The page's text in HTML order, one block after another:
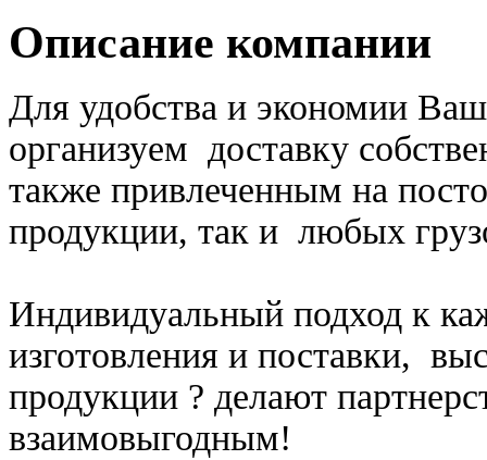
Описание компании
Для удобства и экономии
организуем доставку
также привлеченным на
продукции, так и любых
Индивидуальный подход к
изготовления и поставки,
продукции ? делают
взаимовыгодным!